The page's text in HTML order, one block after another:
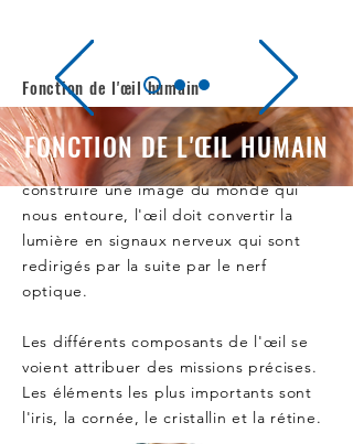
Fonction de l'œil humain
Parmi nos six sens, la « vue »
représente le plus complexe de tous.
Afin que notre cerveau puisse
construire une image du monde qui
nous entoure, l'œil doit convertir la
lumière en signaux nerveux qui sont
redirigés par la suite par le nerf
optique.
Les différents composants de l'œil se
voient attribuer des missions précises.
Les éléments les plus importants sont
l'iris, la cornée, le cristallin et la rétine.
FONCTION DE L'ŒIL HUMAIN